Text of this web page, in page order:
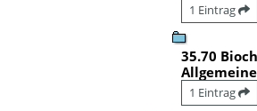
1 Eintrag
35.70
1 Eintrag